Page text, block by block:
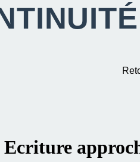
Ecriture